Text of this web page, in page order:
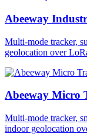
Abeeway
Multi-mode tracker,
geolocation over
Abeeway Micro
Multi-mode tracker,
indoor geolocation